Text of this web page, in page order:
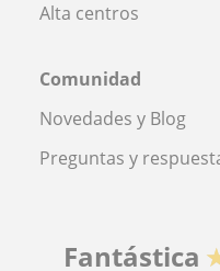
Alta centros
Comunidad
Novedades y Blog
Preguntas y
Fantástica